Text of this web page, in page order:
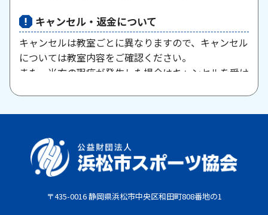
キャンセル・返金について
キャンセルは教室ごとに異なりますので、キャンセル
については教室内容をご確認ください。
また、当方の瑕疵が発生した場合はキャンセルを受け
原則として、一旦納入された参加料・受講料は返金い
としていたしません。教室期間中にケガ・病気等によ
り、医師から運動制限が出された場合は、担当者まで
ご相談ください。
〒435-0016 静岡県浜松市中央区和田町808番地の1